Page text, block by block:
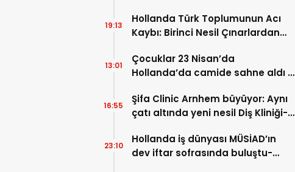
Hollanda Türk Toplumunun Acı
Kaybı: Birinci Nesil Çınarlardan
19:13
Çocuklar 23 Nisan’da
Hollanda’da camide sahne aldı –
13:01
Şifa Clinic Arnhem büyüyor: Aynı
çatı altında yeni nesil Diş Kliniği-
16:55
Hollanda iş dünyası MÜSİAD’ın
dev iftar sofrasında buluştu-
23:10